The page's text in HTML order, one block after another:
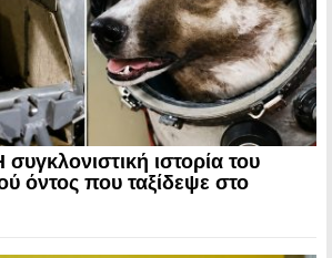
ιστορία του
όντος που ταξίδεψε στο